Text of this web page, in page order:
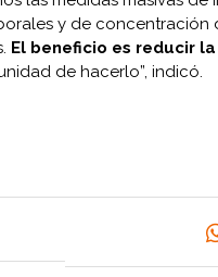
y de concentración
El beneficio es reducir
de hacerlo”, indicó.